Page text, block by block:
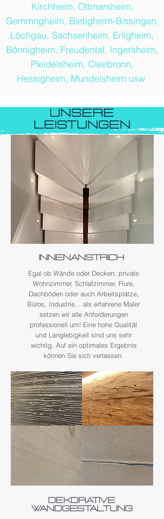
Kirchheim, Ottmarsheim,
Gemmrigheim, Bietigheim-Bissingen,
Löchgau, Sachsenheim, Erligheim,
Bönnigheim, Freudental, Ingersheim,
Pleidelsheim, Cleebronn,
Hessigheim, Mundelsheim usw.
UNSERE
LEISTUNGEN
Innenanstrich
Egal ob Wände oder Decken, private
Wohnzimmer, Schlafzimmer, Flure,
Dachböden oder auch Arbeitsplätze,
Büros, Industrie... als erfahrene Maler
setzen wir alle Anforderungen
professionell um! Eine hohe Qualität
und Langlebigkeit sind uns sehr
wichtig. Auf ein optimales Ergebnis
können Sie sich verlassen.
Dekorative
Wandgestaltung